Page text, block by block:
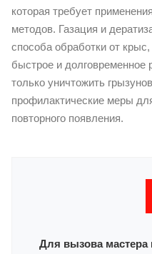
которая требует
методов. Газация и
способа обработки от
быстрое и
только уничтожить
профилактические меры
повторного появления.
Для вызова мастера